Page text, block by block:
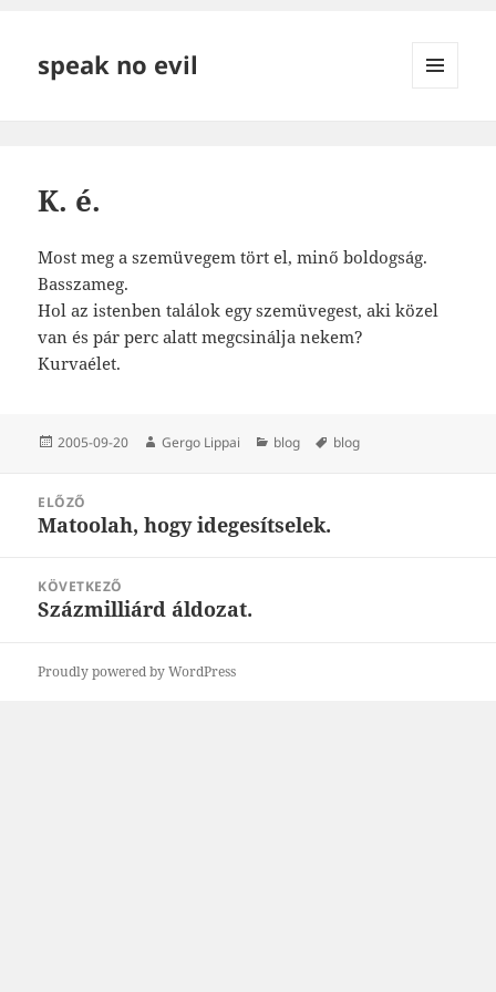
speak no evil
K. é.
Most meg a szemüvegem tört el, minő boldogság.
Basszameg.
Hol az istenben találok egy szemüvegest, aki közel
van és pár perc alatt megcsinálja nekem?
Kurvaélet.
Közzétéve
2005-09-20 Szerző
Gergo Lippai Kategória
blog Címke
blog
navigáció
ELŐZŐ
Korábbi
Matoolah, hogy idegesítselek.
KÖVETKEZŐ
Következő
Százmilliárd áldozat.
Proudly powered by WordPress